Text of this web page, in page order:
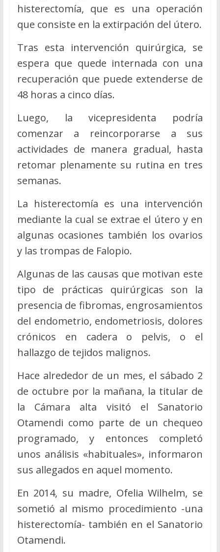
histerectomía, que es una operación
que consiste en la extirpación del útero.
Tras esta intervención quirúrgica, se
espera que quede internada con una
recuperación que puede extenderse de
48 horas a cinco días.
Luego, la vicepresidenta podría
comenzar a reincorporarse a sus
actividades de manera gradual, hasta
retomar plenamente su rutina en tres
semanas.
La histerectomía es una intervención
mediante la cual se extrae el útero y en
algunas ocasiones también los ovarios
y las trompas de Falopio.
Algunas de las causas que motivan este
tipo de prácticas quirúrgicas son la
presencia de fibromas, engrosamientos
del endometrio, endometriosis, dolores
crónicos en cadera o pelvis, o el
hallazgo de tejidos malignos.
Hace alrededor de un mes, el sábado 2
de octubre por la mañana, la titular de
la Cámara alta visitó el Sanatorio
Otamendi como parte de un chequeo
programado, y entonces completó
unos análisis «habituales», informaron
sus allegados en aquel momento.
En 2014, su madre, Ofelia Wilhelm, se
sometió al mismo procedimiento -una
histerectomía- también en el Sanatorio
Otamendi.